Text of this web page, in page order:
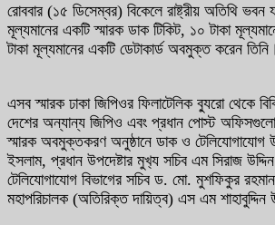
রোববার (১৫ ডিসেম্বর) বিকেলে রাষ্ট্রীয় অতিথি ভবন
মূল্যমানের একটি স্মারক ডাক টিকিট, ১০ টাকা
টাকা মূল্যমানের একটি ডেটাকার্ড অবমুক্ত করেন তিনি।
এসব স্মারক ঢাকা জিপিওর ফিলাটেলিক ব্যুরো থেকে
দেশের অন্যান্য জিপিও এবং প্রধান পোস্ট
স্মারক অবমুক্তকরণ অনুষ্ঠানে ডাক ও টেলিযোগাযোগ
ইসলাম, প্রধান উপদেষ্টার মুখ‍্য সচিব এম সিরাজ
টেলিযোগাযোগ বিভাগের সচিব ড. মো. মুশফিকুর
মহাপরিচালক (অতিরিক্ত দায়িত্ব) এস এম